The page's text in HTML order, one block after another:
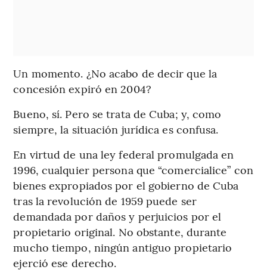
Un momento. ¿No acabo de decir que la
concesión expiró en 2004?
Bueno, sí. Pero se trata de Cuba; y, como
siempre, la situación jurídica es confusa.
En virtud de una ley federal promulgada en
1996, cualquier persona que “comercialice” con
bienes expropiados por el gobierno de Cuba
tras la revolución de 1959 puede ser
demandada por daños y perjuicios por el
propietario original. No obstante, durante
mucho tiempo, ningún antiguo propietario
ejerció ese derecho.